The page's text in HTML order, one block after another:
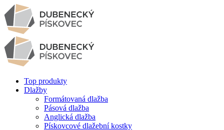
Top produkty
Dlažby
Formátovaná dlažba
Pásová dlažba
Anglická dlažba
Pískovcové dlažební kostky